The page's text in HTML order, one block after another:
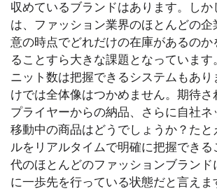
収めているブランドはあります。し
は、ファッション業界のほとんどの
意の時点でどれだけの在庫があるのか
ることすら大きな課題となっていま
ニット数は把握できるシステムもあ
けでは全体像はつかめません。期待
プライヤーからの納品、さらに自社
移動中の商品はどうでしょうか？た
ルをリアルタイムで明確に把握でき
代のほとんどのファッションブラン
に一歩先を行っている状態だと言えま